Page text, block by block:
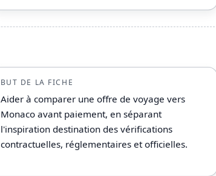
BUT DE LA FICHE
Aider à comparer une offre de voyage vers
Monaco avant paiement, en séparant
l'inspiration destination des vérifications
contractuelles, réglementaires et officielles.